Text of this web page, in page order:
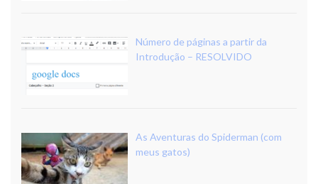
Número de páginas a partir da
Introdução – RESOLVIDO
As Aventuras do Spiderman (com
meus gatos)